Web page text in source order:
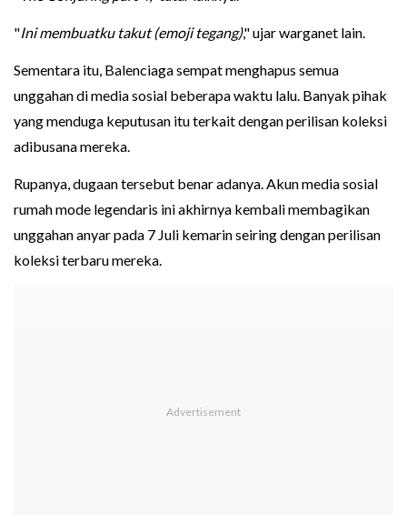
"Ini membuatku takut (emoji tegang)," ujar warganet lain.
Sementara itu, Balenciaga sempat menghapus semua
unggahan di media sosial beberapa waktu lalu. Banyak pihak
yang menduga keputusan itu terkait dengan perilisan koleksi
adibusana mereka.
Rupanya, dugaan tersebut benar adanya. Akun media sosial
rumah mode legendaris ini akhirnya kembali membagikan
unggahan anyar pada 7 Juli kemarin seiring dengan perilisan
koleksi terbaru mereka.